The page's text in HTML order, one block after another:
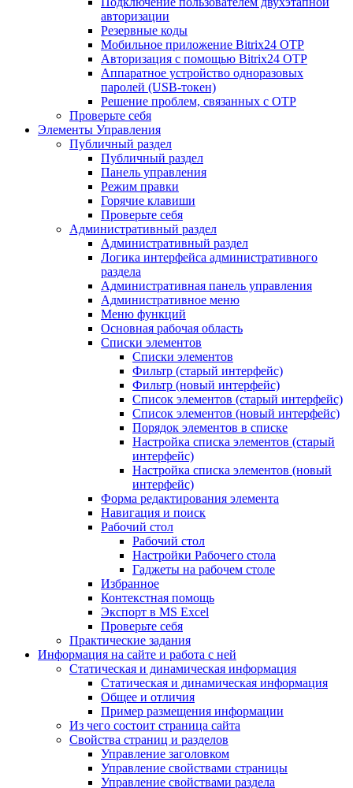
авторизации
Резервные коды
Мобильное приложение Bitrix24 OTP
Авторизация с помощью Bitrix24 OTP
Аппаратное устройство одноразовых
паролей (USB-токен)
Решение проблем, связанных с OTP
Проверьте себя
Элементы Управления
Публичный раздел
Публичный раздел
Панель управления
Режим правки
Горячие клавиши
Проверьте себя
Административный раздел
Административный раздел
Логика интерфейса административного
раздела
Административная панель управления
Административное меню
Меню функций
Основная рабочая область
Списки элементов
Списки элементов
Фильтр (старый интерфейс)
Фильтр (новый интерфейс)
Список элементов (старый интерфейс)
Список элементов (новый интерфейс)
Порядок элементов в списке
Настройка списка элементов (старый
интерфейс)
Настройка списка элементов (новый
интерфейс)
Форма редактирования элемента
Навигация и поиск
Рабочий стол
Рабочий стол
Настройки Рабочего стола
Гаджеты на рабочем столе
Избранное
Контекстная помощь
Экспорт в MS Excel
Проверьте себя
Практические задания
Информация на сайте и работа с ней
Статическая и динамическая информация
Статическая и динамическая информация
Общее и отличия
Пример размещения информации
Из чего состоит страница сайта
Свойства страниц и разделов
Управление заголовком
Управление свойствами страницы
Управление свойствами раздела